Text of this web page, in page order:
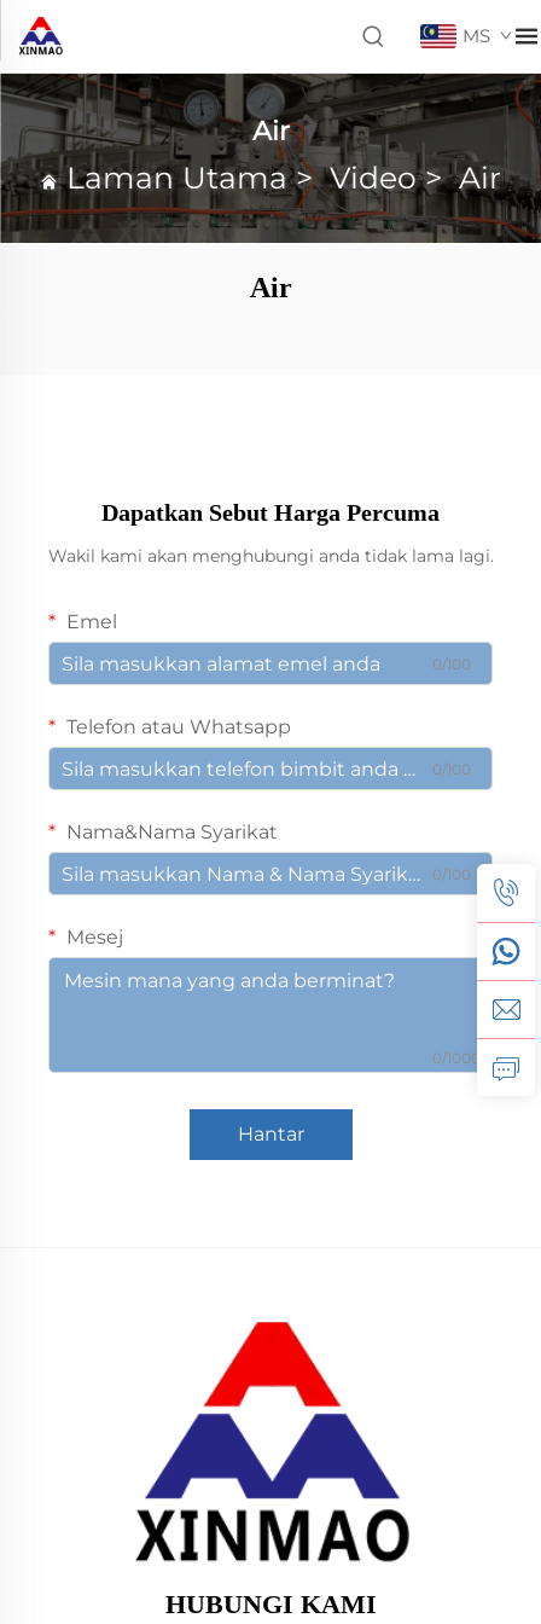
MS
Air
Laman Utama>Video>Air
Air
Dapatkan Sebut Harga Percuma
Wakil kami akan menghubungi anda tidak lama lagi.
Emel
0/100
Telefon atau Whatsapp
0/100
Nama&Nama Syarikat
0/100
Mesej
0/1000
Hantar
HUBUNGI KAMI